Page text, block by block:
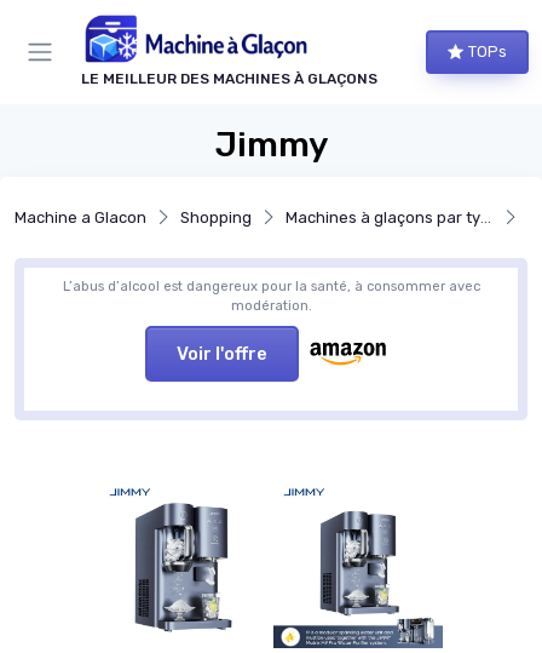
LE MEILLEUR DES MACHINES À GLAÇONS
TOPs
Jimmy
Machine a Glacon Shopping Machines à glaçons par type de glaçons
L’abus d’alcool est dangereux pour la santé, à consommer avec
modération.
Voir l'offre
Panneau de gestion des cookies